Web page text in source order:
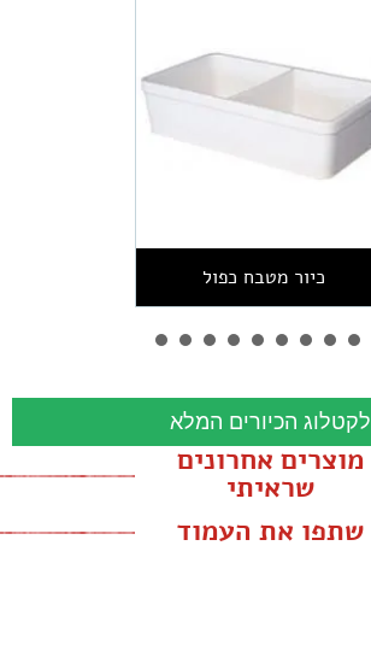
כיור מטבח כפול
לקטלוג הכיורים המלא
מוצרים אחרונים
שראיתי
שתפו את העמוד